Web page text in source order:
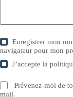
Enregistrer mon
navigateur pour mon
J’accepte la
Prévenez-moi de
mail.